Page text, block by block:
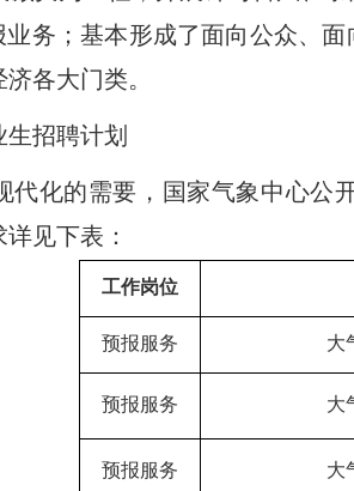
业务；基本形成了面向公众、
各大门类。
招聘计划
代化的需要，国家气象中心公
见下表：
工作岗位
预报服务 大
预报服务 大
预报服务 大